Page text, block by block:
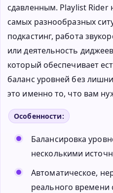
сдавленным. Playlist Rider
самых разнообразных
подкастинг, работа
или деятельность
который обеспечивает
баланс уровней без
это именно то, что вам
Особенности:
Балансировка
несколькими
Автоматическое,
реального времени